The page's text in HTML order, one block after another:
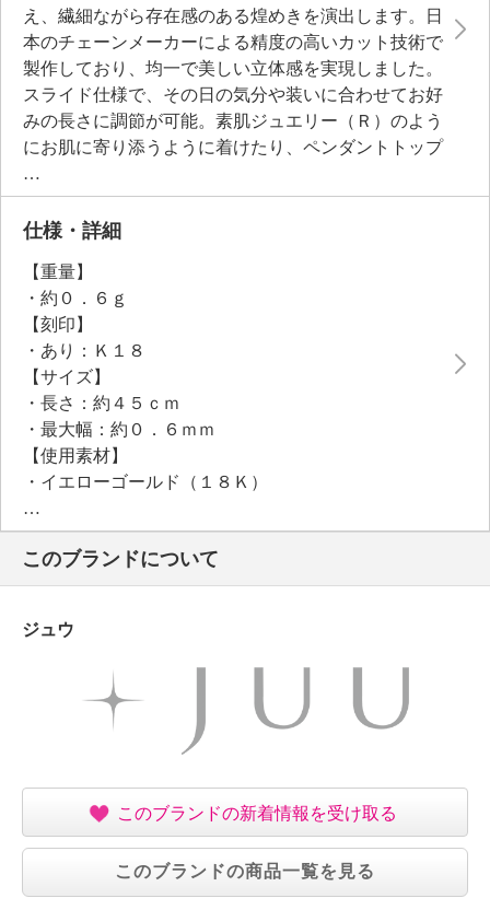
え、繊細ながら存在感のある煌めきを演出します。日
本のチェーンメーカーによる精度の高いカット技術で
製作しており、均一で美しい立体感を実現しました。
スライド仕様で、その日の気分や装いに合わせてお好
みの長さに調節が可能。素肌ジュエリー（Ｒ）のよう
にお肌に寄り添うように着けたり、ペンダントトップ
を通して装っても素敵。軽量なつくりのため、長時間
の着用でも負担に感じにくいのもポイントです。
仕様・詳細
【重量】
・約０．６ｇ
【刻印】
・あり：Ｋ１８
【サイズ】
・長さ：約４５ｃｍ
・最大幅：約０．６ｍｍ
【使用素材】
・イエローゴールド（１８Ｋ）
【その他】
・個体差あり
【原産国（地）】
・日本製
このブランドについて
ジュウ
このブランドの新着情報を受け取る
このブランドの商品一覧を見る